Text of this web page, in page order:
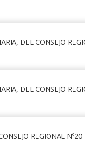
DEL CONSEJO
DEL CONSEJO
REGIONAL